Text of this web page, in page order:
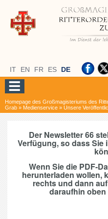
IT EN FR ES DE
Homepage des Großmagisteriums des
Grab » Medienservice » Unsere
Der Newsletter 66
Verfügung, so dass
Wenn Sie die PDF-
herunterladen wollen,
rechts und dann
daraufhin